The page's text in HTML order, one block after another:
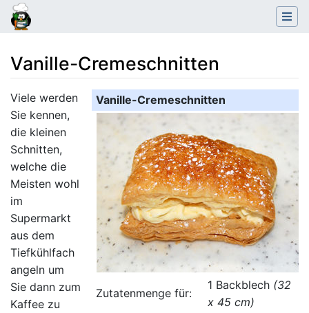
Vanille-Cremeschnitten
Wechseln zu:Navigation,Suche
Vanille-Cremeschnitten
Zutatenmenge für:
1 Backblech (32
x 45 cm)
Viele werden
Sie kennen,
die kleinen
Schnitten,
welche die
Meisten wohl
im
Supermarkt
aus dem
Tiefkühlfach
angeln um
Sie dann zum
Kaffee zu